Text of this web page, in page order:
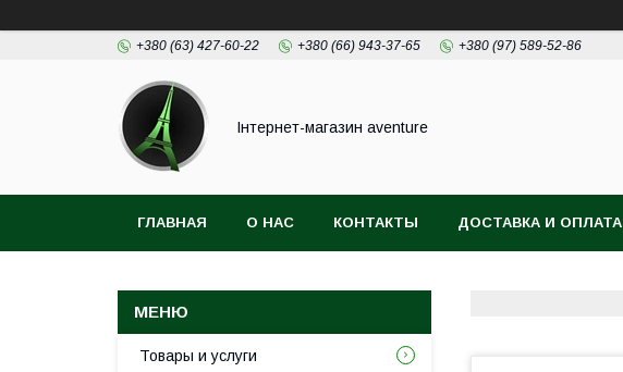
+380 (63) 427-60-22 +380 (66) 943-37-65 +380 (97) 589-52-86
Інтернет-магазин aventure
ГЛАВНАЯ О НАС КОНТАКТЫ ДОСТАВКА И ОПЛАТА
Товары и услуги